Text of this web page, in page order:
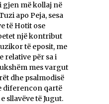
gjen më kollaj në
apo Peja, sesa
të Hotit ose
një kontribut
të eposit, me
relative për sa i
mes vargut
dhe psalmodisë
diferencon qartë
sllavëve të Jugut.